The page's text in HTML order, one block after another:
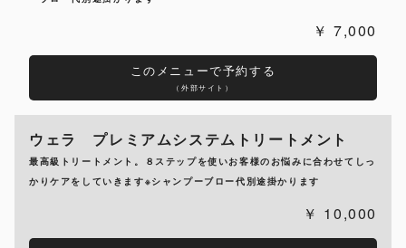
7,000
このメニューで予約する
（外部サイト）
ウェラ プレミアムシステムトリートメント
最高級トリートメント。８ステップを使いお客様のお悩みに合わせてしっ
かりケアをしていきます※シャンプーブロー代別途掛かります
10,000